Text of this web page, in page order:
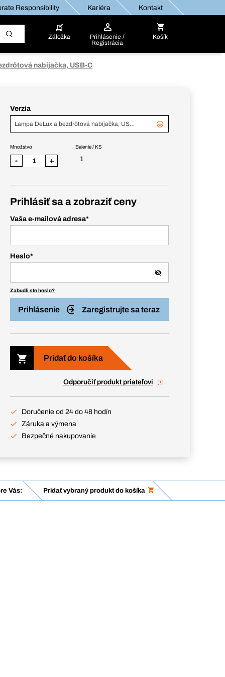
Responsibility Kariéra Kontakt
Záložka
Prihlásenie /
Registrácia
Košík
nabíjačka, USB-C
Verzia
Lampa DeLux a bezdrôtová nabíjačka, USB-C
Balenie / KS
1
Množstvo
- +
Prihlásiť sa a zobraziť ceny
Vaša e-mailová adresa*
Heslo*
Zabudli ste heslo?
Prihlásenie Zaregistrujte sa teraz
Pridať do košíka
Odporučiť produkt priateľovi
Doručenie od 24 do 48 hodín
Záruka a výmena
Bezpečné nakupovanie
Vás: Pridať vybraný produkt do košíka